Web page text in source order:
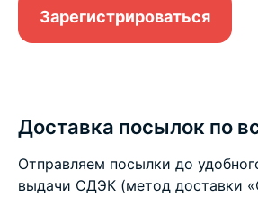
Зарегистрироваться
Доставка посылок по
Отправляем посылки до
выдачи СДЭК (метод доставки